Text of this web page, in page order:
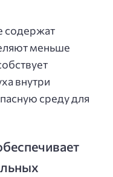
содержат
меньше
внутри
среду для